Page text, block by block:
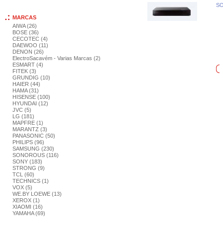
MARCAS
AIWA (26)
BOSE (36)
CECOTEC (4)
DAEWOO (11)
DENON (26)
ElectroSacavém - Varias Marcas (2)
ESMART (4)
FITEK (3)
GRUNDIG (10)
HAIER (44)
HAMA (31)
HISENSE (100)
HYUNDAI (12)
JVC (5)
LG (181)
MAPFRE (1)
MARANTZ (3)
PANASONIC (50)
PHILIPS (96)
SAMSUNG (230)
SONOROUS (116)
SONY (183)
STRONG (9)
TCL (60)
TECHNICS (1)
VOX (5)
WE.BY LOEWE (13)
XEROX (1)
XIAOMI (16)
YAMAHA (69)